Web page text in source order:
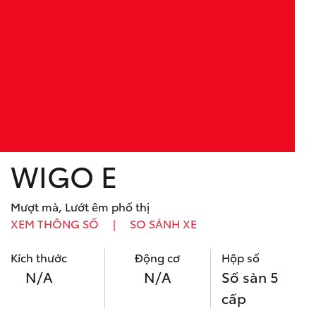
WIGO E
Mượt mà, Lướt êm phố thị
XEM THÔNG SỐ
| SO SÁNH XE
Kích thước
N/A
Động cơ
N/A
Hộp số
Số sàn 5
cấp